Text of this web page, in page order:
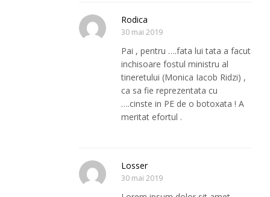
Rodica
30 mai 2019
Pai , pentru ….fata lui tata a facut
inchisoare fostul ministru al
tineretului (Monica Iacob Ridzi) ,
ca sa fie reprezentata cu
….cinste in PE de o botoxata ! A
meritat efortul .
Losser
30 mai 2019